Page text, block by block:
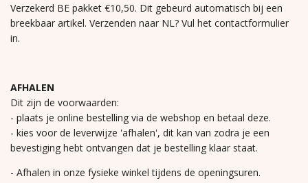
Verzekerd BE pakket €10,50. Dit gebeurd automatisch bij een
breekbaar artikel. Verzenden naar NL? Vul het contactformulier
in.
AFHALEN
Dit zijn de voorwaarden:
- plaats je online bestelling via de webshop en betaal deze.
- kies voor de leverwijze 'afhalen', dit kan van zodra je een
bevestiging hebt ontvangen dat je bestelling klaar staat.
- Afhalen in onze fysieke winkel tijdens de openingsuren.